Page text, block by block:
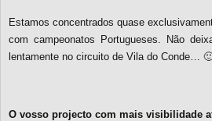
Estamos concentrados quase
com campeonatos Portugueses. Não
lentamente no circuito de Vila do Conde…
O vosso projecto com mais visibilidade